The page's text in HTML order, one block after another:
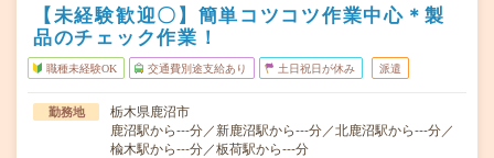
【未経験歓迎〇】簡単コツコツ作業中心＊製
品のチェック作業！
職種未経験OK 交通費別途支給あり 土日祝日が休み 派遣
勤務地
栃木県鹿沼市
鹿沼駅から---分／新鹿沼駅から---分／北鹿沼駅から---分／
楡木駅から---分／板荷駅から---分